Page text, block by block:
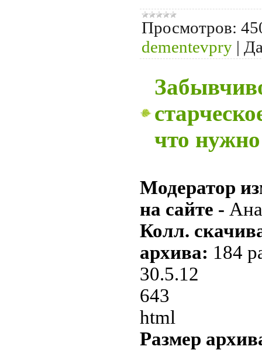
Просмотров:
dementevpry |
что
Модератор
на сайте -
Колл.
архива: 184
30.5.12
643
html
Размер